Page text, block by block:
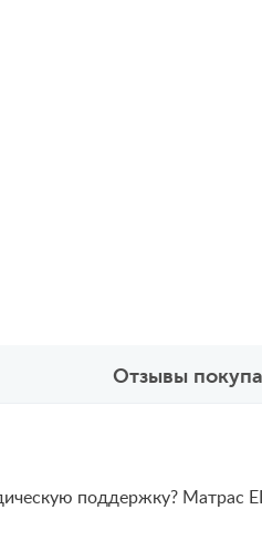
Отзывы
поддержку? Матрас